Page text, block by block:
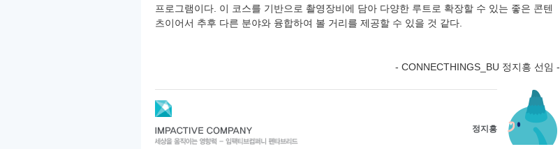
프로그램이다. 이 코스를 기반으로 촬영장비에 담아 다양한 루트로 확장할 수 있는 좋은 콘텐
츠이어서 추후 다른 분야와 융합하여 볼 거리를 제공할 수 있을 것 같다.
- CONNECTHINGS_BU 정지흥 선임 -
정지흥